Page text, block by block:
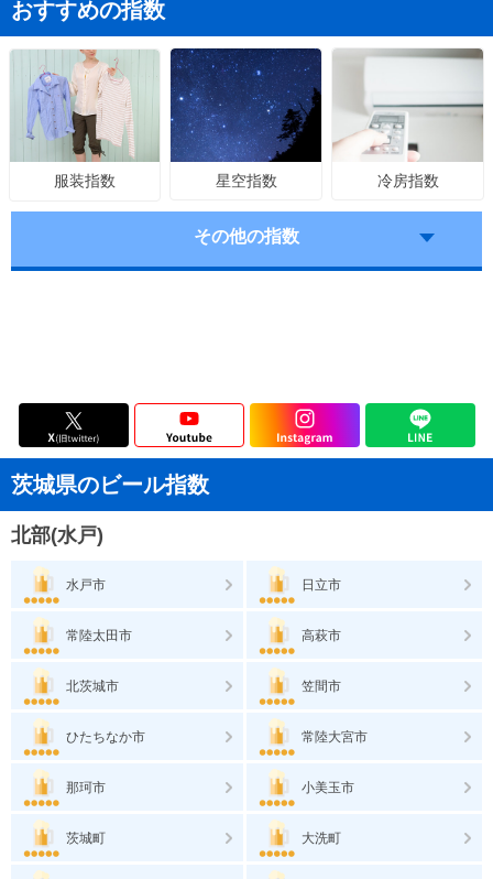
おすすめの指数
服装指数 星空指数 冷房指数
その他の指数
茨城県のビール指数
北部(水戸)
水戸市 日立市
常陸太田市 高萩市
北茨城市 笠間市
ひたちなか市 常陸大宮市
那珂市 小美玉市
茨城町 大洗町